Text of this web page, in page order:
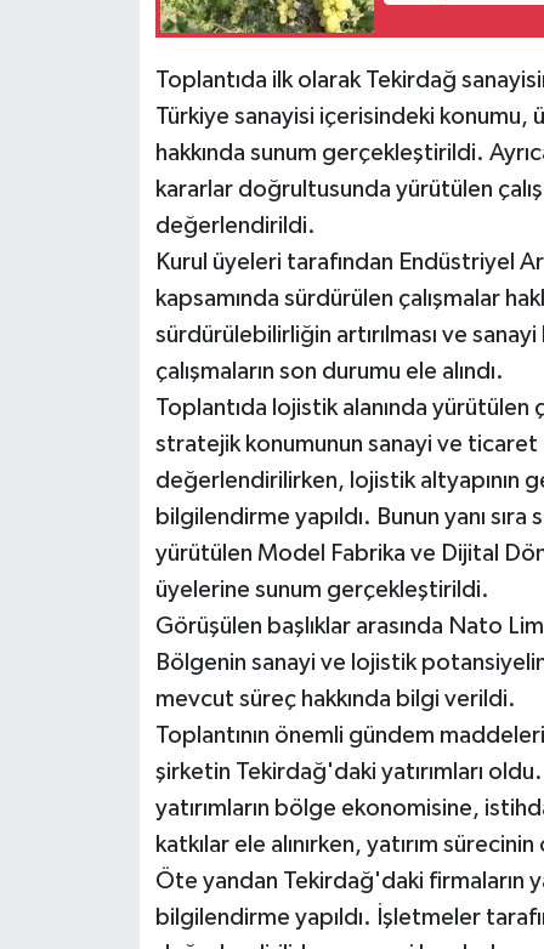
Toplantıda ilk olarak Tekirdağ
Türkiye sanayisi içerisindeki konumu,
hakkında sunum gerçekleştirildi.
kararlar doğrultusunda yürütülen
değerlendirildi.
Kurul üyeleri tarafından Endüstriyel
kapsamında sürdürülen çalışmalar
sürdürülebilirliğin artırılması ve
çalışmaların son durumu ele alındı.
Toplantıda lojistik alanında
stratejik konumunun sanayi ve ticaret
değerlendirilirken, lojistik altyapının
bilgilendirme yapıldı. Bunun yanı sıra
yürütülen Model Fabrika ve Dijital
üyelerine sunum gerçekleştirildi.
Görüşülen başlıklar arasında Nato
Bölgenin sanayi ve lojistik
mevcut süreç hakkında bilgi verildi.
Toplantının önemli gündem
şirketin Tekirdağ'daki yatırımları
yatırımların bölge ekonomisine,
katkılar ele alınırken, yatırım
Öte yandan Tekirdağ'daki firmaların
bilgilendirme yapıldı. İşletmeler